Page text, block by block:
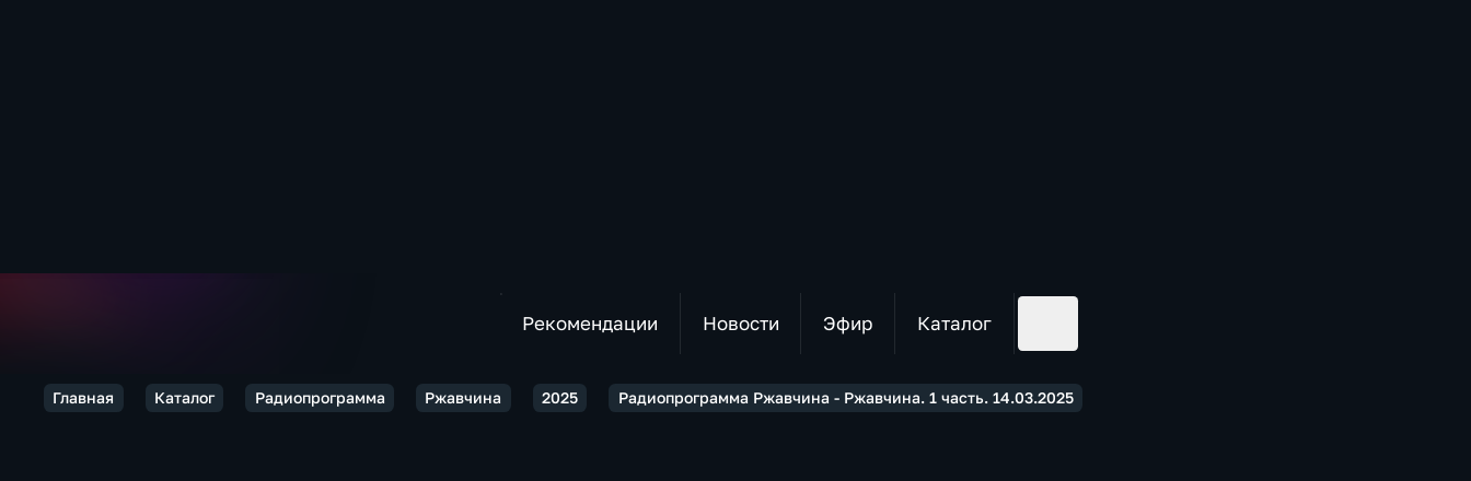
Рекомендации Новости Эфир Каталог
Главная Каталог Радиопрограмма Ржавчина 2025 Радиопрограмма Ржавчина - Ржавчина. 1 часть. 14.03.2025